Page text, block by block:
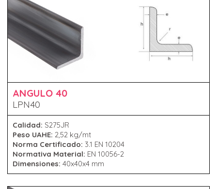
ANGULO 40
LPN40
Calidad: S275JR
Peso UAHE: 2,52 kg/mt
Norma Certificado: 3.1 EN 10204
Normativa Material: EN 10056-2
Dimensiones: 40x40x4 mm